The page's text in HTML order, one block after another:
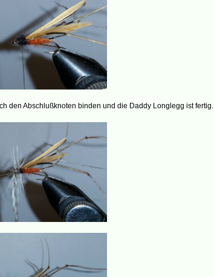
den Abschlußknoten binden und die Daddy Longlegg ist fertig.